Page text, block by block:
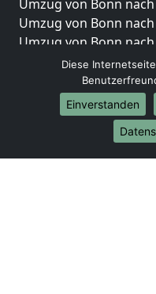
Umzug von Bonn
Umzug von Bonn
Umzug von Bonn
Umzug von Bonn
Umzug von Bonn
Umzug von Bonn
Internationale-
Umzug von Bonn
Diese
Einverstanden